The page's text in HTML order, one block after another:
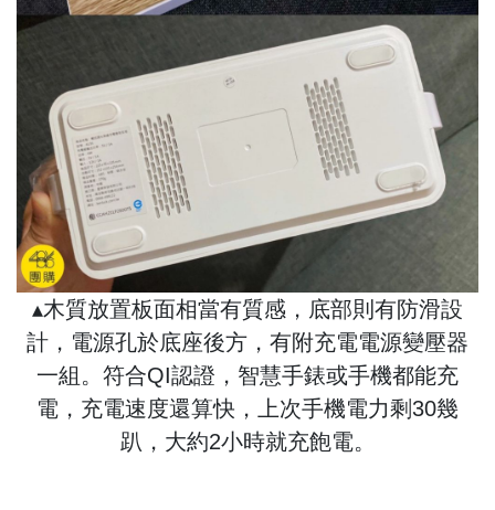
▴木質放置板面相當有質感，底部則有防滑設
計，電源孔於底座後方，有附充電電源變壓器
一組。符合QI認證，智慧手錶或手機都能充
電，充電速度還算快，上次手機電力剩30幾
趴，大約2小時就充飽電。